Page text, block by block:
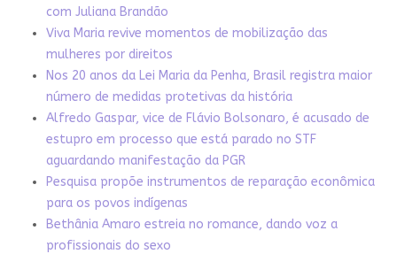
com Juliana Brandão
Viva Maria revive momentos de mobilização das
mulheres por direitos
Nos 20 anos da Lei Maria da Penha, Brasil registra maior
número de medidas protetivas da história
Alfredo Gaspar, vice de Flávio Bolsonaro, é acusado de
estupro em processo que está parado no STF
aguardando manifestação da PGR
Pesquisa propõe instrumentos de reparação econômica
para os povos indígenas
Bethânia Amaro estreia no romance, dando voz a
profissionais do sexo